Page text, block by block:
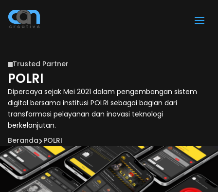
Trusted Partner
POLRI
Dipercaya sejak Mei 2021 dalam pengembangan sistem
digital bersama institusi POLRI sebagai bagian dari
transformasi pelayanan dan inovasi teknologi
berkelanjutan.
Beranda POLRI